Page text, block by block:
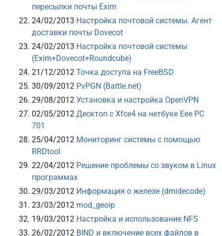
пересылки почты Exim
24/02/2013 Настройка почтовой системы. Агент
доставки почты Dovecot
24/02/2013 Настройка почтовой системы
(Exim+Dovecot+Roundcube)
21/12/2012 Точка доступа на FreeBSD
30/09/2012 PvPGN (Battle.net)
29/08/2012 Установка и настройка OpenVPN
02/05/2012 Десктоп с Xfce4 на нетбуке Eee PC
701
25/04/2012 Мониторинг системы с помощью
RRDtool
22/04/2012 Решение проблемы со звуком в Linux
программах
29/03/2012 Информация о железе (dmidecode)
23/03/2012 mod_geoip
19/03/2012 Настройка и использование NFS
26/02/2012 BIND и включение всех файлов в